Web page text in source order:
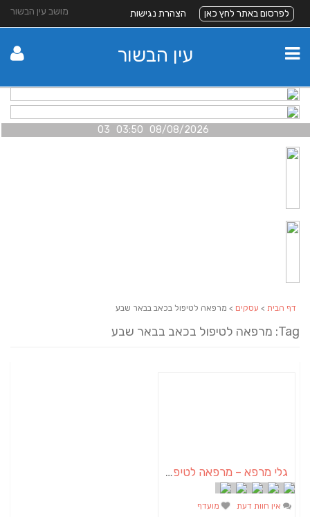
מושב עין הבשור לפרסום באתר לחץ כאן הצהרת נגישות
עין הבשור
08/08/2026 03:50 03
דף הבית > עסקים > מרפאה לטיפול בכאב בבאר שבע
Tag: מרפאה לטיפול בכאב בבאר שבע
גלי מרפא – מרפאה לטיפול בכאב
אין חוות דעת מועדף